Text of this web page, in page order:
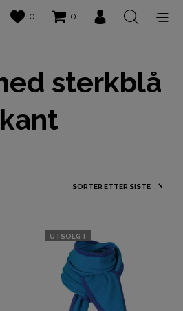
0 0
sterkblå
kant
UTSOLGT